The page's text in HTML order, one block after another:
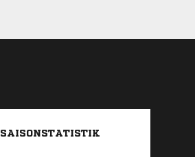
SAISONSTATISTIK